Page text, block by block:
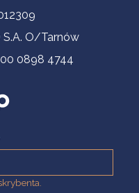
S.A. O/Tarnów
0898 4744